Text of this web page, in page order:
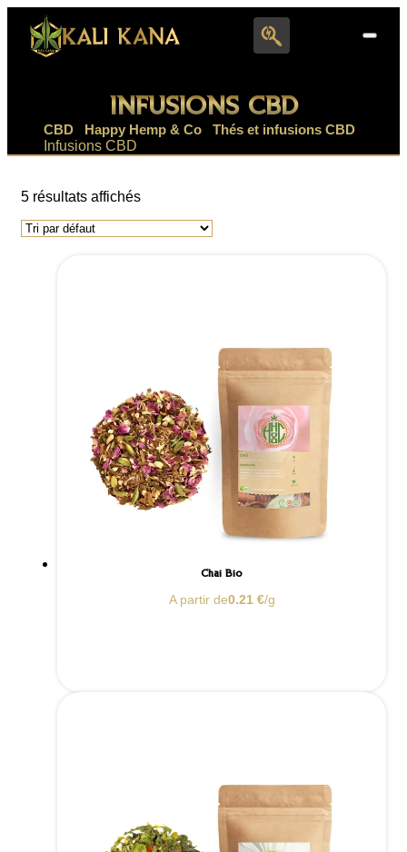
INFUSIONS CBD
CBD Happy Hemp & Co Thés et infusions CBD
Infusions CBD
5 résultats affichés
Chaï Bio
A partir de0.21 €/g